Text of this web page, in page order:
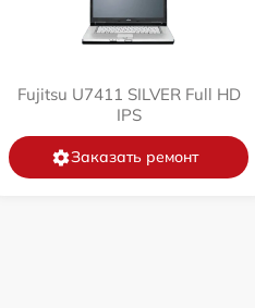
памяти
охлаждения
Fujitsu U7411 SILVER Full HD
IPS
Заказать ремонт